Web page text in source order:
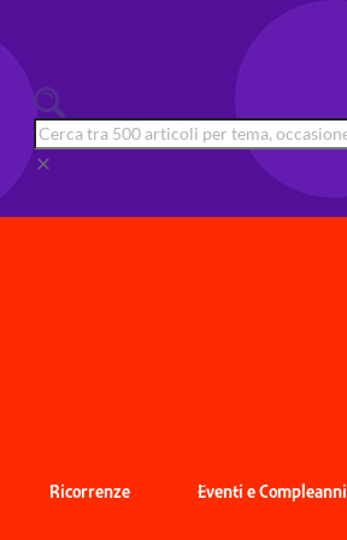
clear
Ricorrenze Eventi e Compleanni